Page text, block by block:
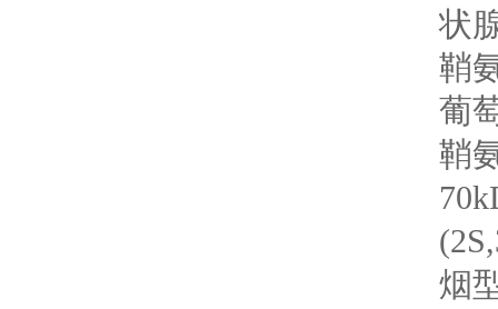
状
鞘
葡
鞘
烟